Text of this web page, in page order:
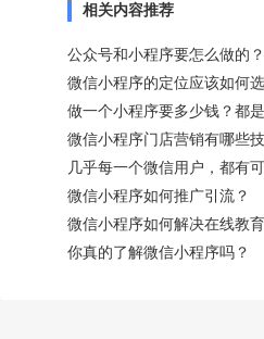
相关内容推荐
公众号和小程序要怎么做的
做一个小程序要多少钱？都
微信小程序门店营销有哪些
微信小程序如何推广引流？
微信小程序如何解决在线教
你真的了解微信小程序吗？